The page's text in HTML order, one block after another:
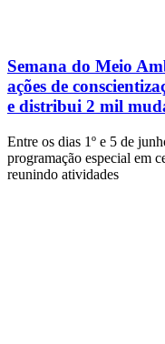
Semana do Meio
ações de
e distribui 2 mil
Entre os dias 1º e 5 de
programação especial em
reunindo atividades